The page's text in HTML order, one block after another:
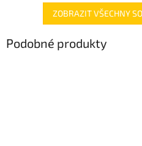
✅ Šroubovací víčko pro snadné
otevření sklenice
✅ Různé varianty víček TO 82
ZOBRAZIT VŠECHNY
Podobné produkty